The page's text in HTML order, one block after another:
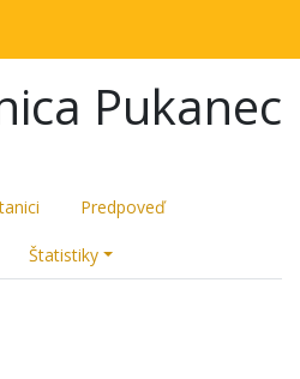
Pukanec
Predpoveď
Štatistiky